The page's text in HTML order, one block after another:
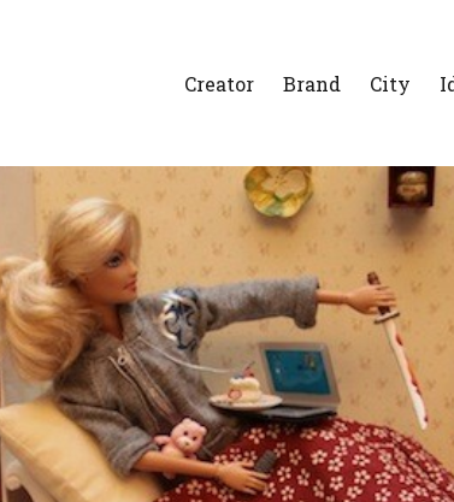
Creator Brand City